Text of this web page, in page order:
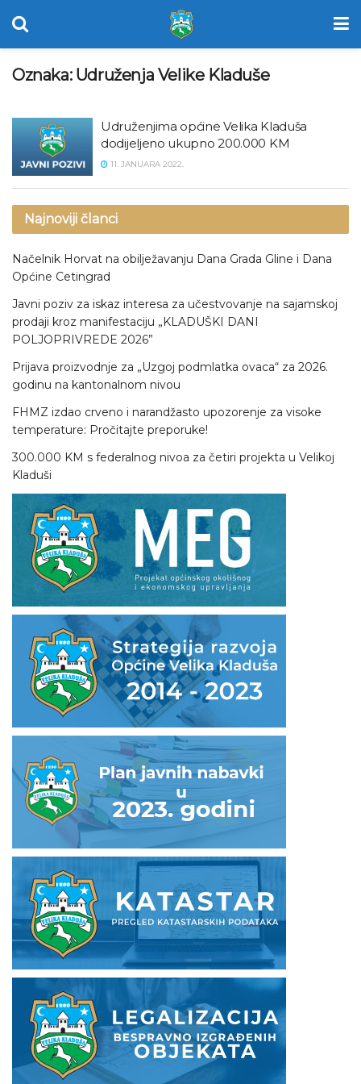
Oznaka: Udruženja Velike Kladuše
Udruženjima općine Velika Kladuša
dodijeljeno ukupno 200.000 KM
11. JANUARA 2022.
Najnoviji članci
Načelnik Horvat na obilježavanju Dana Grada Gline i Dana
Općine Cetingrad
Javni poziv za iskaz interesa za učestvovanje na sajamskoj
prodaji kroz manifestaciju „KLADUŠKI DANI
POLJOPRIVREDE 2026”
Prijava proizvodnje za „Uzgoj podmlatka ovaca“ za 2026.
godinu na kantonalnom nivou
FHMZ izdao crveno i narandžasto upozorenje za visoke
temperature: Pročitajte preporuke!
300.000 KM s federalnog nivoa za četiri projekta u Velikoj
Kladuši